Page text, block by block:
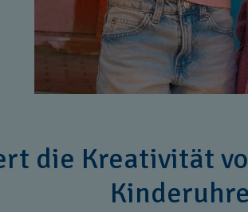
die Kreativität